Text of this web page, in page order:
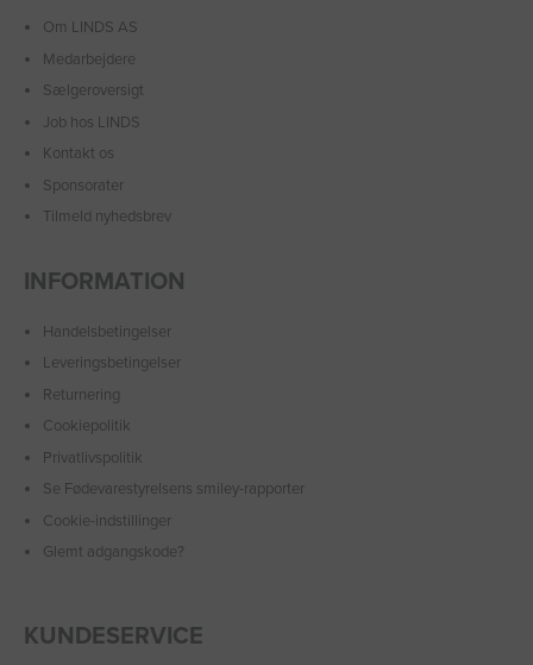
Om LINDS AS
Medarbejdere
Sælgeroversigt
Job hos LINDS
Kontakt os
Sponsorater
Tilmeld nyhedsbrev
INFORMATION
Handelsbetingelser
Leveringsbetingelser
Returnering
Cookiepolitik
Privatlivspolitik
Se Fødevarestyrelsens smiley-rapporter
Cookie-indstillinger
Glemt adgangskode?
KUNDESERVICE